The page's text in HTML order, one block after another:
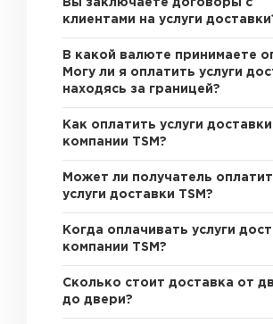
Вы заключаете договоры с
клиентами на услуги
В какой валюте принимаете
Могу ли я оплатить услуги
находясь за границей?
Как оплатить услуги доставки
компании TSM?
Может ли получатель
услуги доставки TSM?
Когда оплачивать услуги
компании TSM?
Сколько стоит доставка от
до двери?